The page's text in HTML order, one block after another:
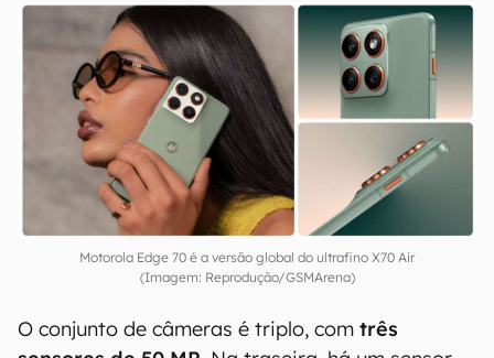
também possui certificação militar MIL-STD
Para atingir a espessura fina, a bateria foi
limitada a 4.800 mAh. A Motorola promete que
a carga dura até 29 horas de vídeo ou 10 horas
de uso de redes sociais. O carregamento, no
entanto, é potente: 68W com fio e 15W sem fio.